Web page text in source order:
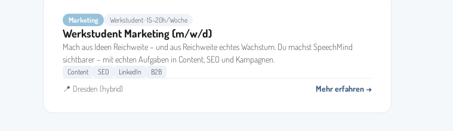
Marketing Werkstudent · 15–20h/Woche
Werkstudent Marketing (m/w/d)
Mach aus Ideen Reichweite – und aus Reichweite echtes Wachstum. Du machst SpeechMind
sichtbarer – mit echten Aufgaben in Content, SEO und Kampagnen.
Content SEO LinkedIn B2B
📍 Dresden (hybrid) Mehr erfahren →